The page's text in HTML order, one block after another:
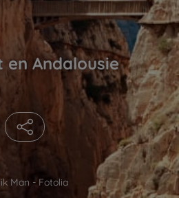
Man - Fotolia
en Andalousie